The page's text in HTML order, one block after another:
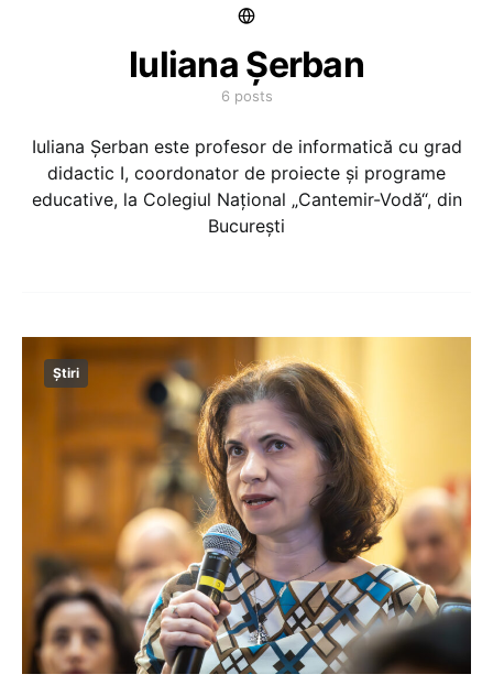
Iuliana Șerban
6 posts
Iuliana Șerban este profesor de informatică cu grad
didactic I, coordonator de proiecte și programe
educative, la Colegiul Național „Cantemir-Vodă“, din
București
Știri